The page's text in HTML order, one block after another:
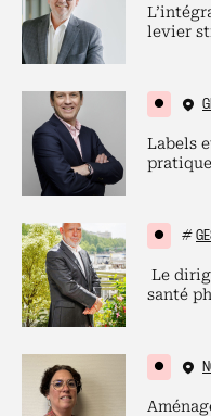
levier
Labels
#
Le
santé